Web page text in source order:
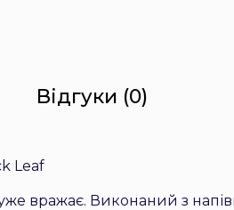
Відгуки (0)
Leaf
вражає. Виконаний з